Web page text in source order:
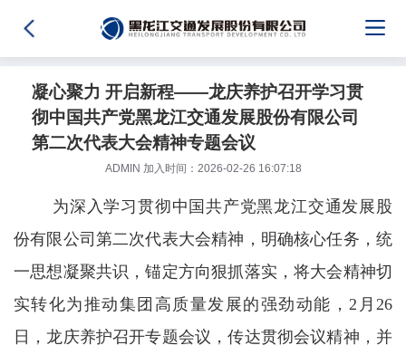
凝心聚力 开启新程——龙庆养护召开学习贯
彻中国共产党黑龙江交通发展股份有限公司
第二次代表大会精神专题会议
ADMIN 加入时间：2026-02-26 16:07:18
为深入学习贯彻中国共产党黑龙江交通发展股
份有限公司第二次代表大会精神，明确核心任务，统
一思想凝聚共识，锚定方向狠抓落实，将大会精神切
实转化为推动集团高质量发展的强劲动能，2月26
日，龙庆养护召开专题会议，传达贯彻会议精神，并